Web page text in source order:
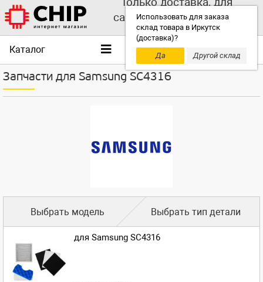
Использовать для заказа
склад товара в Иркутск
(доставка)?
Да
Другой склад
самовывоза выбирайте
другой склад!
Каталог
Запчасти для Samsung SC4316
Выбрать модель Выбрать тип детали
для Samsung SC4316